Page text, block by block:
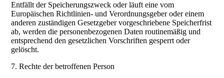
Entfällt der Speicherungszweck oder läuft eine vom
Europäischen Richtlinien- und Verordnungsgeber oder einem
anderen zuständigen Gesetzgeber vorgeschriebene Speicherfrist
ab, werden die personenbezogenen Daten routinemäßig und
entsprechend den gesetzlichen Vorschriften gesperrt oder
gelöscht.
7. Rechte der betroffenen Person